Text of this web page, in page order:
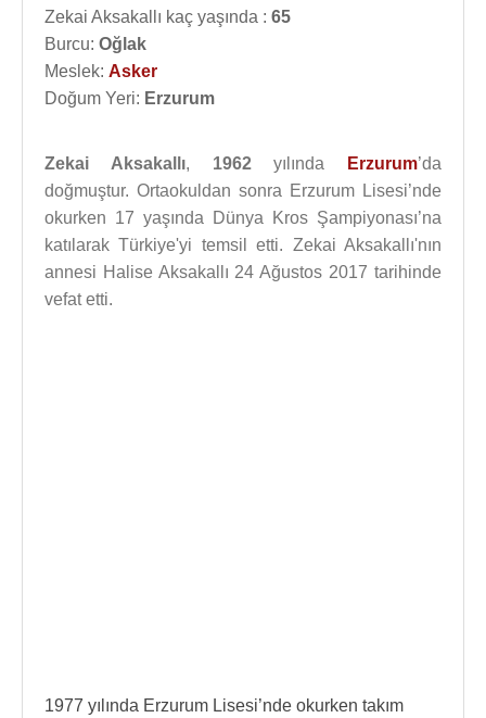
Zekai Aksakallı kaç yaşında : 65
Burcu: Oğlak
Meslek: Asker
Doğum Yeri: Erzurum
Zekai Aksakallı, 1962yılında Erzurum’da
doğmuştur. Ortaokuldan sonra Erzurum Lisesi’nde
okurken 17 yaşında Dünya Kros Şampiyonası’na
katılarak Türkiye'yi temsil etti. Zekai Aksakallı'nın
annesi Halise Aksakallı 24 Ağustos 2017 tarihinde
vefat etti.
1977 yılında Erzurum Lisesi’nde okurken takım